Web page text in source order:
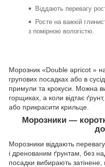
Віддають перевагу
Росте на важкій
з помірною вологістю.
Морозник «Double apricot »
групових посадках або в
примули та крокуси. Можна
горщиках, а коли відтає
або прикрасити крильце.
Морозники —
Морозники віддають
і дренованим ґрунтам, без
посадки вибирають